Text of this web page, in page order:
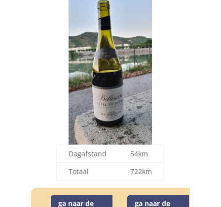
Dagafstand
54km
Totaal
722km
ga naar de ga naar de